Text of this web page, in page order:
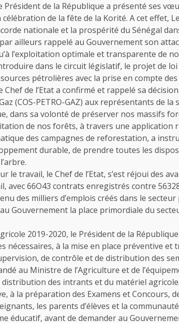
Président de la République a présenté ses
célébration de la fête de la Korité. A cet effet,
nationale et la prospérité du Sénégal
ailleurs rappelé au Gouvernement son
l’exploitation optimale et transparente de
dans le circuit législatif, le projet de
pétrolières avec la prise en compte
Chef de l’Etat a confirmé et rappelé sa
(COS-PETRO-GAZ) aux représentants de la
dans sa volonté de préserver nos massifs
de nos forêts, à travers une application
des campagnes de reforestation, a
durable, de prendre toutes les
le travail, le Chef de l’Etat, s’est réjoui des
avec 66O43 contrats enregistrés contre
des milliers d’emplois créés dans le
Gouvernement la place primordiale du
2019-2020, le Président de la
nécessaires, à la mise en place préventive
de contrôle et de distribution des
au Ministre de l’Agriculture et de
des intrants et du matériel agricole.
à la préparation des Examens et Concours, de
les parents d’élèves et la
éducatif, avant de demander au